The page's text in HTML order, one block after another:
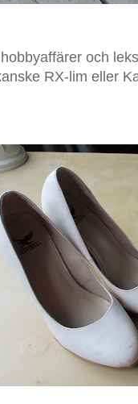
och
RX-lim eller